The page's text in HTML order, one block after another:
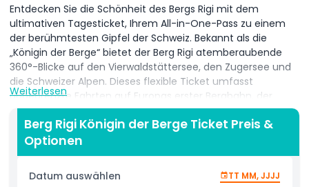
Entdecken Sie die Schönheit des Bergs Rigi mit dem
ultimativen Tagesticket, Ihrem All-in-One-Pass zu einem
der berühmtesten Gipfel der Schweiz. Bekannt als die
„Königin der Berge“ bietet der Berg Rigi atemberaubende
360°-Blicke auf den Vierwaldstättersee, den Zugersee und
die Schweizer Alpen. Dieses flexible Ticket umfasst
unbegrenzte Fahrten auf Europas erster Bergbahn, der
historischen Zahnradbahn von Vitznau oder Goldau sowie
der malerischen Seilbahn von Weggis. Es ist der perfekte
Tagesausflug von Luzern oder Zürich, egal ob Sie allein, mit
Familie oder Freunden unterwegs sind. Verbringen Sie Ihren
Tag mit Wanderungen auf wunderschönen Wegen,
genießen Sie die lokale Schweizer Küche in Bergrestaurants
Weiterlesen
Berg Rigi Königin der Berge Ticket Preis &
Optionen
Datum auswählen TT MM, JJJJ